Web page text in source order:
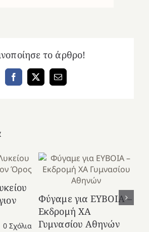
το άρθρο!
Facebook
X Email
0 Σχόλια
Φύγαμε για ΕΥΒΟΙΑ –
Εκδρομή ΧΑ
Γυμνασίου Αθηνών